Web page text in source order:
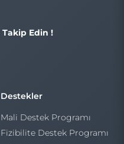
Takip Edin !
Destekler
Mali Destek Programı
Fizibilite Destek Programı